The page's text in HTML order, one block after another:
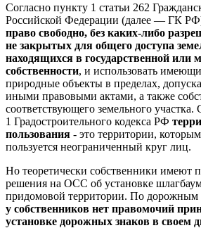
Согласно пункту 1 статьи 262
Российской Федерации (далее — ГК
право свободно, без каких-либо
не закрытых для общего доступа
находящихся в государственной или
собственности, и использовать
природные объекты в пределах,
иными правовыми актами, а также
соответствующего земельного участка.
1 Градостроительного кодекса РФ
пользования - это территории,
пользуется неограниченный круг лиц.
Но теоретически собственники имеют
решения на ОСС об установке
придомовой территории. По дорожным
у собственников нет правомочий
установке дорожных знаков в своем